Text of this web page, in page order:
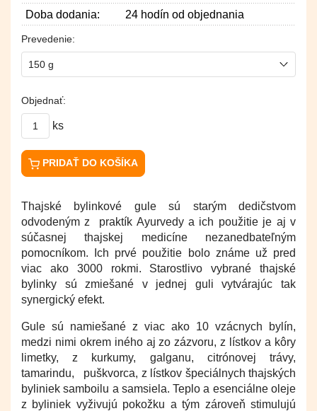
Doba dodania:
24 hodín od objednania
Prevedenie:
Objednať:
ks
PRIDAŤ DO KOŠÍKA
Thajské bylinkové gule sú starým dedičstvom
odvodeným z praktík Ayurvedy a ich použitie je aj v
súčasnej thajskej medicíne nezanedbateľným
pomocníkom. Ich prvé použitie bolo známe už pred
viac ako 3000 rokmi. Starostlivo vybrané thajské
bylinky sú zmiešané v jednej guli vytvárajúc tak
synergický efekt.
Gule sú namiešané z viac ako 10 vzácnych bylín,
medzi nimi okrem iného aj zo zázvoru, z lístkov a kôry
limetky, z kurkumy, galganu, citrónovej trávy,
tamarindu, puškvorca, z lístkov špeciálnych thajských
byliniek samboilu a samsiela. Teplo a esenciálne oleje
z byliniek vyživujú pokožku a tým zároveň stimulujú